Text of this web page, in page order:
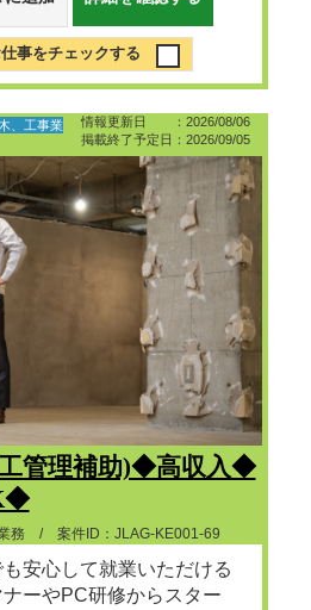
事をチェックする
情報更新日 ：2026/08/06
掲載終了予定日：2026/09/05
、工事業
管理補助)◆高収入◆
務 / 案件ID：JLAG-KE001-69
安心して就業いただける
ーやPC研修からスター